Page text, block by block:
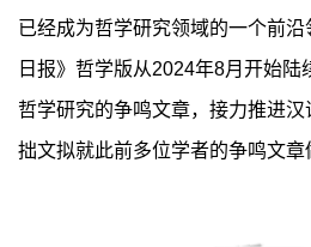
已经成为哲学研究领域的一个前
日报》哲学版从2024年8月开始
哲学研究的争鸣文章，接力推进汉
拙文拟就此前多位学者的争鸣文章